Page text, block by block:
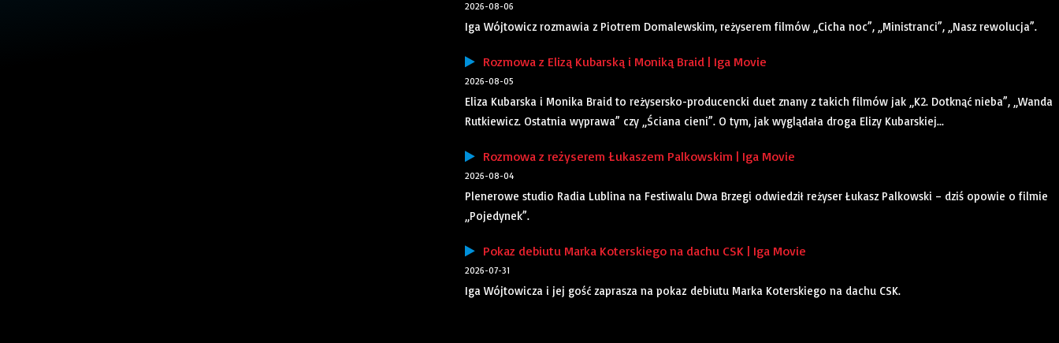
2026-08-06
Iga Wójtowicz rozmawia z Piotrem Domalewskim, reżyserem filmów „Cicha noc”, „Ministranci”, „Nasz rewolucja”.
Rozmowa z Elizą Kubarską i Moniką Braid | Iga Movie
2026-08-05
Eliza Kubarska i Monika Braid to reżysersko-producencki duet znany z takich filmów jak „K2. Dotknąć nieba”, „Wanda
Rutkiewicz. Ostatnia wyprawa” czy „Ściana cieni”. O tym, jak wyglądała droga Elizy Kubarskiej...
Rozmowa z reżyserem Łukaszem Palkowskim | Iga Movie
2026-08-04
Plenerowe studio Radia Lublina na Festiwalu Dwa Brzegi odwiedził reżyser Łukasz Palkowski – dziś opowie o filmie
„Pojedynek”.
Pokaz debiutu Marka Koterskiego na dachu CSK | Iga Movie
2026-07-31
Iga Wójtowicza i jej gość zaprasza na pokaz debiutu Marka Koterskiego na dachu CSK.